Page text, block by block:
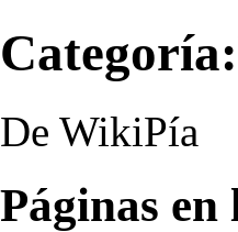
De WikiPía
Páginas en